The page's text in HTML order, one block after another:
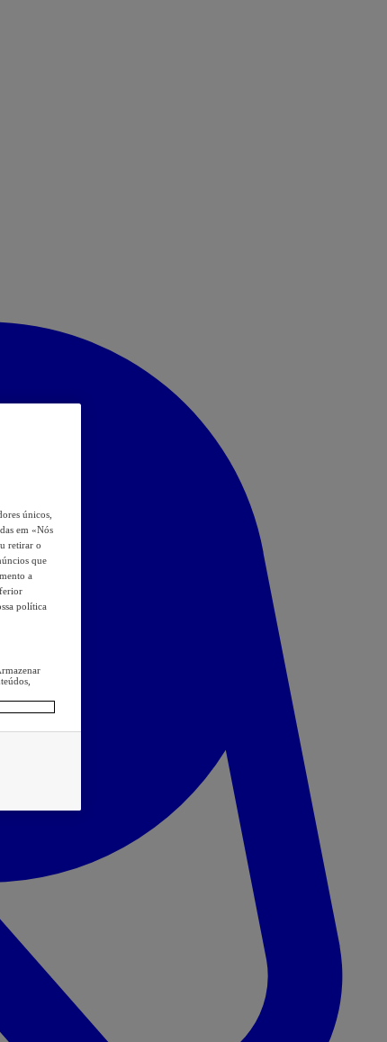
únicos,
em «Nós
retirar o
que
a
política